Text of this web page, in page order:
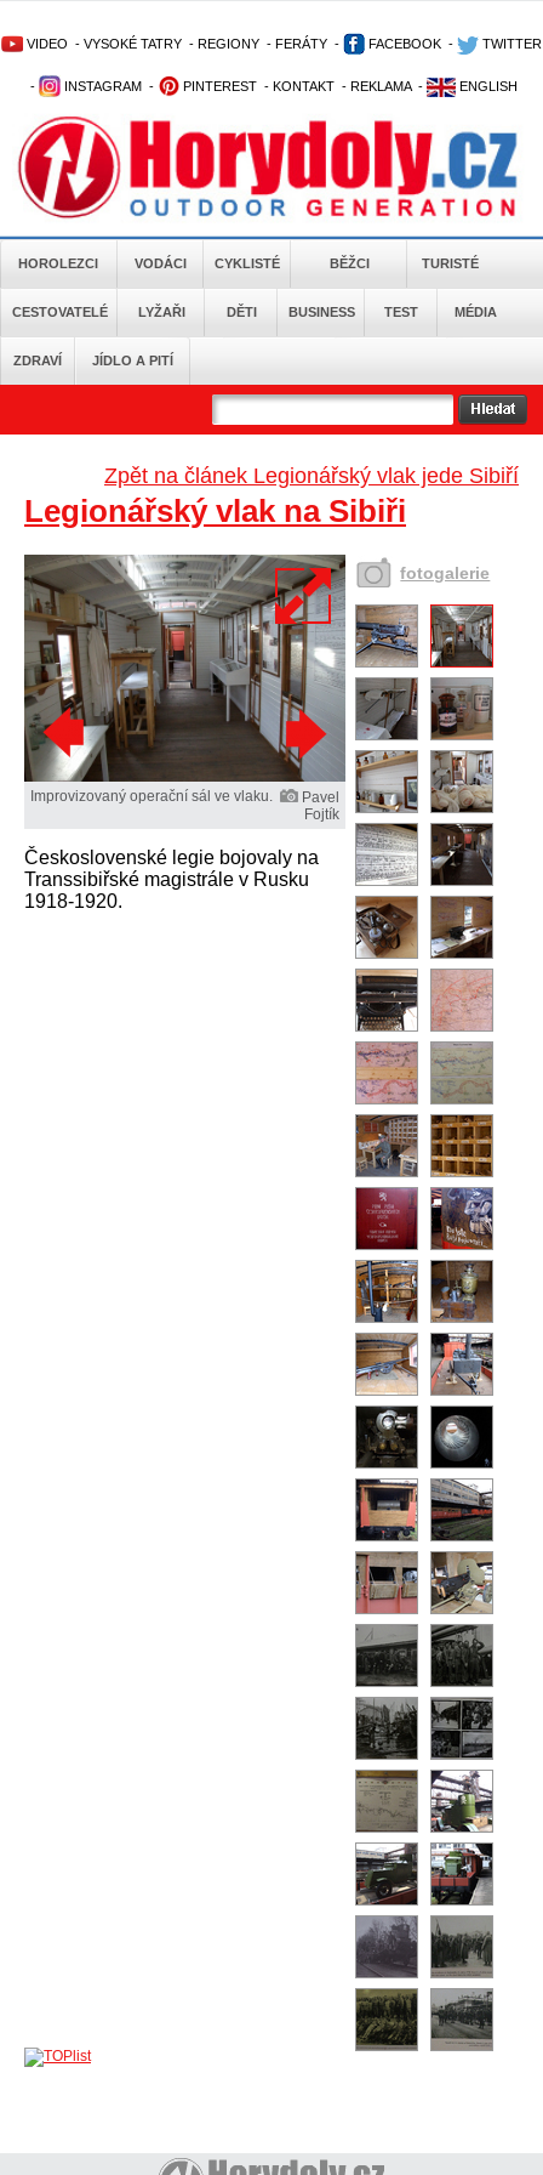
VIDEO - VYSOKÉ TATRY - REGIONY - FERÁTY - FACEBOOK - TWITTER
- INSTAGRAM - PINTEREST - KONTAKT - REKLAMA - ENGLISH
HOROLEZCI VODÁCI CYKLISTÉ BĚŽCI TURISTÉ
CESTOVATELÉ LYŽAŘI DĚTI BUSINESS TEST MÉDIA
ZDRAVÍ JÍDLO A PITÍ
Zpět na článek Legionářský vlak jede Sibiří
Legionářský vlak na Sibiři
Improvizovaný operační sál ve vlaku.
Pavel
Fojtík
Československé legie bojovaly na
Transsibiřské magistrále v Rusku
1918-1920.
fotogalerie